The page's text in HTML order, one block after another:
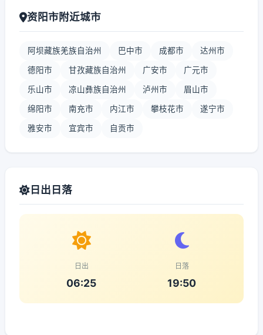
资阳市附近城市
阿坝藏族羌族自治州 巴中市 成都市 达州市
德阳市 甘孜藏族自治州 广安市 广元市
乐山市 凉山彝族自治州 泸州市 眉山市
绵阳市 南充市 内江市 攀枝花市 遂宁市
雅安市 宜宾市 自贡市
日出日落
日出
06:25
日落
19:50